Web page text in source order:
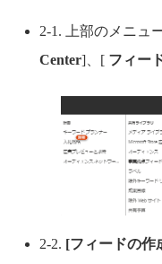
2-1. 上部のメニュ
Center]、[ フィー
2-2. [フィードの作